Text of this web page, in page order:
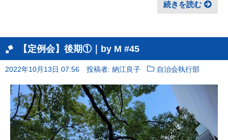
続きを読む
【定例会】後期①｜by M #45
2022年10月13日 07:56 投稿者: 納江良子 自治会執行部